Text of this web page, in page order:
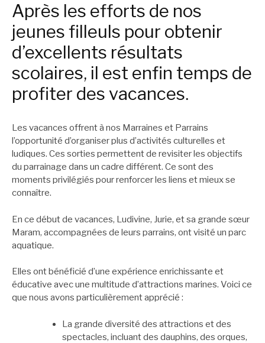
Après les efforts de nos
jeunes filleuls pour obtenir
d’excellents résultats
scolaires, il est enfin temps de
profiter des vacances.
Les vacances offrent à nos Marraines et Parrains
l’opportunité d’organiser plus d’activités culturelles et
ludiques. Ces sorties permettent de revisiter les objectifs
du parrainage dans un cadre différent. Ce sont des
moments privilégiés pour renforcer les liens et mieux se
connaître.
En ce début de vacances, Ludivine, Jurie, et sa grande sœur
Maram, accompagnées de leurs parrains, ont visité un parc
aquatique.
Elles ont bénéficié d’une expérience enrichissante et
éducative avec une multitude d’attractions marines. Voici ce
que nous avons particulièrement apprécié :
La grande diversité des attractions et des
spectacles, incluant des dauphins, des orques,